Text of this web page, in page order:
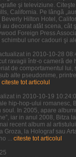
şi televiziune.
California. Pe lângă
Hilton Hotel,
decorat atât scena,
Foreign Press
unor cadouri şi
in 2010-10-28
ravagii într-o cameră de
de comportamentul
alte pseudonime,
citeste tot articolul
in 2010-10-19
hip-hop-ului romanesc,
In 2005, apare
iar in anul 2008, Bitza
recent album al
Groza, la Holograf sau
... citeste tot articolul